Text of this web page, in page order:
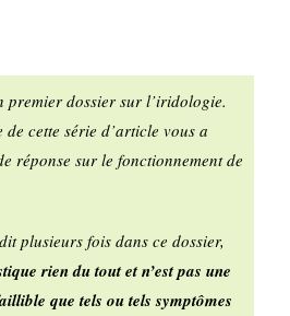
premier dossier sur l’iridologie.
de cette série d’article vous a
réponse sur le fonctionnement de
plusieurs fois dans ce dossier,
rien du tout et n’est pas une
que tels ou tels symptômes